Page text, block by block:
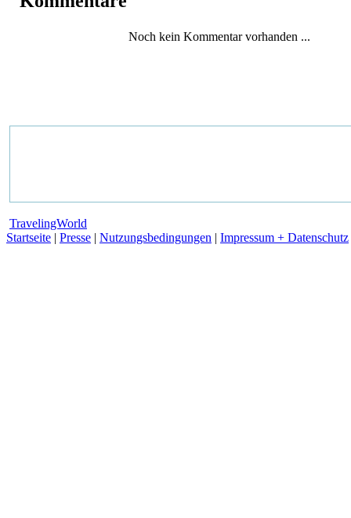
Noch kein Kommentar vorhanden ...
TravelingWorld
Startseite | Presse | Nutzungsbedingungen | Impressum + Datenschutz